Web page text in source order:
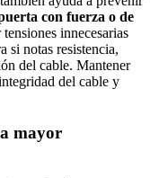
con fuerza o de
innecesarias
si notas resistencia,
del cable. Mantener
del cable y
mayor